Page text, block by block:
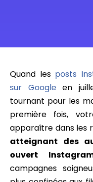
Quand les posts
sur Googleen
tournant pour les
première fois,
apparaître dans les
atteignant des
ouvert
campagnes